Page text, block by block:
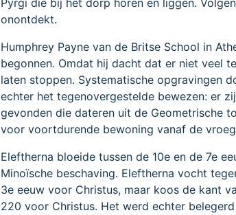
Pyrgi die bij het dorp horen en liggen.
onontdekt.
Humphrey Payne van de Britse School in
begonnen. Omdat hij dacht dat er niet veel
laten stoppen. Systematische opgravingen
echter het tegenovergestelde bewezen: er
gevonden die dateren uit de Geometrische
voor voortdurende bewoning vanaf de
Eleftherna bloeide tussen de 10e en de 7e
Minoïsche beschaving. Eleftherna vocht
3e eeuw voor Christus, maar koos de kant
220 voor Christus. Het werd echter